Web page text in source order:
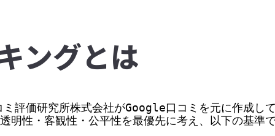
ングとは
評価研究所株式会社がGoogle口コミを元に作成し
明性・客観性・公平性を最優先に考え、以下の基準